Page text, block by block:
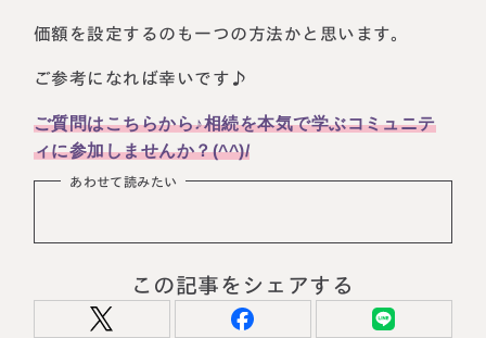
〒107-0062
ラティス青山スクエア2階
〒530-0017
大阪府大阪市北区角田町8番47号
Access
価額を設定するのも一つの方法かと思います。
ご参考になれば幸いです♪
ご質問はこちらから♪相続を本気で学ぶコミュニテ
ィに参加しませんか？(^^)/
あわせて読みたい
この記事をシェアする